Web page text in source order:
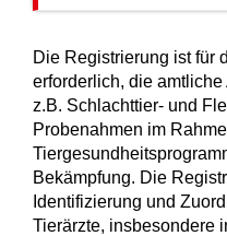
Die Registrierung ist für
erforderlich, die
z.B. Schlachttier- und
Probenahmen im
Bekämpfung. Die
Identifizierung und
Tierärzte, insbesondere